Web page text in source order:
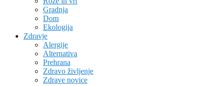
Gradnja
Dom
Ekologija
Zdravje
Alergije
Alternativa
Prehrana
Zdravo življenje
Zdrave novice